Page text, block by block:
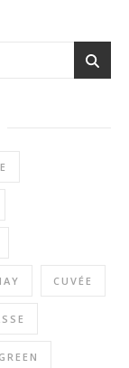
CUVÉE